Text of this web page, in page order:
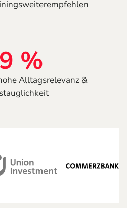
%
Alltagsrelevanz &